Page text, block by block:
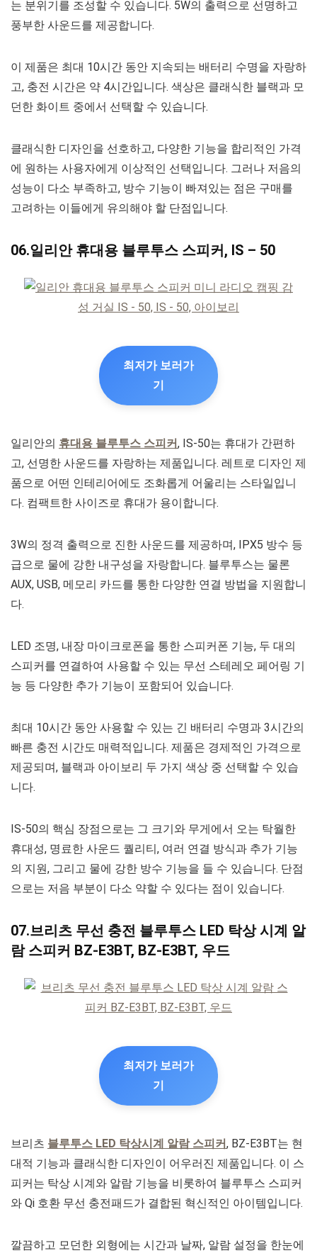
는 분위기를 조성할 수 있습니다. 5W의 출력으로 선명하고
풍부한 사운드를 제공합니다.
이 제품은 최대 10시간 동안 지속되는 배터리 수명을 자랑하
고, 충전 시간은 약 4시간입니다. 색상은 클래식한 블랙과 모
던한 화이트 중에서 선택할 수 있습니다.
클래식한 디자인을 선호하고, 다양한 기능을 합리적인 가격
에 원하는 사용자에게 이상적인 선택입니다. 그러나 저음의
성능이 다소 부족하고, 방수 기능이 빠져있는 점은 구매를
고려하는 이들에게 유의해야 할 단점입니다.
06.일리안 휴대용 블루투스 스피커, IS – 50
최저가 보러가
기
일리안의 휴대용 블루투스 스피커, IS-50는 휴대가 간편하
고, 선명한 사운드를 자랑하는 제품입니다. 레트로 디자인 제
품으로 어떤 인테리어에도 조화롭게 어울리는 스타일입니
다. 컴팩트한 사이즈로 휴대가 용이합니다.
3W의 정격 출력으로 진한 사운드를 제공하며, IPX5 방수 등
급으로 물에 강한 내구성을 자랑합니다. 블루투스는 물론
AUX, USB, 메모리 카드를 통한 다양한 연결 방법을 지원합니
다.
LED 조명, 내장 마이크로폰을 통한 스피커폰 기능, 두 대의
스피커를 연결하여 사용할 수 있는 무선 스테레오 페어링 기
능 등 다양한 추가 기능이 포함되어 있습니다.
최대 10시간 동안 사용할 수 있는 긴 배터리 수명과 3시간의
빠른 충전 시간도 매력적입니다. 제품은 경제적인 가격으로
제공되며, 블랙과 아이보리 두 가지 색상 중 선택할 수 있습
니다.
IS-50의 핵심 장점으로는 그 크기와 무게에서 오는 탁월한
휴대성, 명료한 사운드 퀄리티, 여러 연결 방식과 추가 기능
의 지원, 그리고 물에 강한 방수 기능을 들 수 있습니다. 단점
으로는 저음 부분이 다소 약할 수 있다는 점이 있습니다.
07.브리츠 무선 충전 블루투스 LED 탁상 시계 알
람 스피커 BZ-E3BT, BZ-E3BT, 우드
최저가 보러가
기
브리츠 블루투스 LED 탁상시계 알람 스피커, BZ-E3BT는 현
대적 기능과 클래식한 디자인이 어우러진 제품입니다. 이 스
피커는 탁상 시계와 알람 기능을 비롯하여 블루투스 스피커
와 Qi 호환 무선 충전패드가 결합된 혁신적인 아이템입니다.
깔끔하고 모던한 외형에는 시간과 날짜, 알람 설정을 한눈에